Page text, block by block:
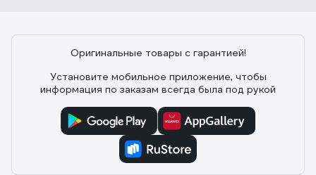
203 отзыва
Отзыв об ушм (болгарке) Sturm AG95141P
Оригинальные товары с гарантией!
Установите мобильное приложение, чтобы
информация по заказам всегда была под рукой